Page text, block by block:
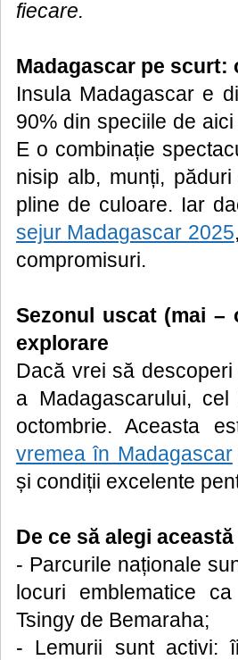
fiecare.
Madagascar pe scurt:
Insula Madagascar e
90% din speciile de
E o combinație
nisip alb, munți,
pline de culoare. Iar
sejur Madagascar 2025
compromisuri.
Sezonul uscat (mai –
explorare
Dacă vrei să
a Madagascarului,
octombrie. Aceasta
vremea în Madagascar
și condiții excelente
De ce să alegi
- Parcurile naționale
locuri emblematice
Tsingy de Bemaraha;
- Lemurii sunt activi: